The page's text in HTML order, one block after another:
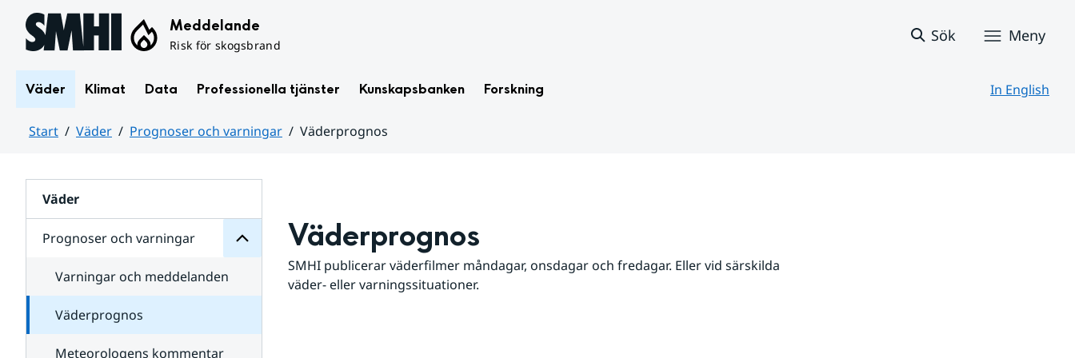
Hoppa till sidans innehåll Meddelande
Risk för skogsbrand
Sök Meny
Väder Klimat Data Professionella tjänster Kunskapsbanken Forskning In English
Start Väder Prognoser och varningar
Väderprognos
Väder
Prognoser och varningar
för
varningar
Varningar och meddelanden
Väderprognos
Meteorologens kommentar
Väderprognos
SMHI publicerar väderfilmer måndagar, onsdagar och fredagar. Eller vid särskilda
väder- eller varningssituationer.